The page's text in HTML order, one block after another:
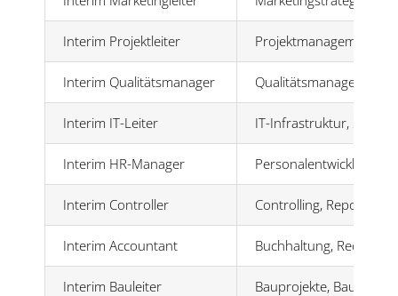
Interim Projektleiter Projektmanagement,
Interim Qualitätsmanager Qualitätsmanagement,
Interim IT-Leiter IT-Infrastruktur,
Interim HR-Manager Personalentwicklung,
Interim Controller Controlling, Reporting
Interim Accountant Buchhaltung,
Interim Bauleiter Bauprojekte, Bauleitung